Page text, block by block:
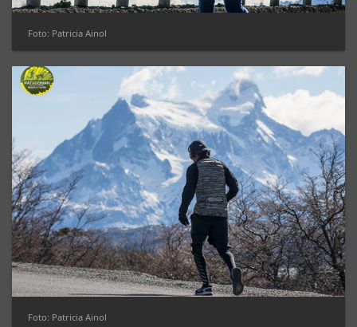
Foto: Patricia Ainol
Foto: Patricia Ainol